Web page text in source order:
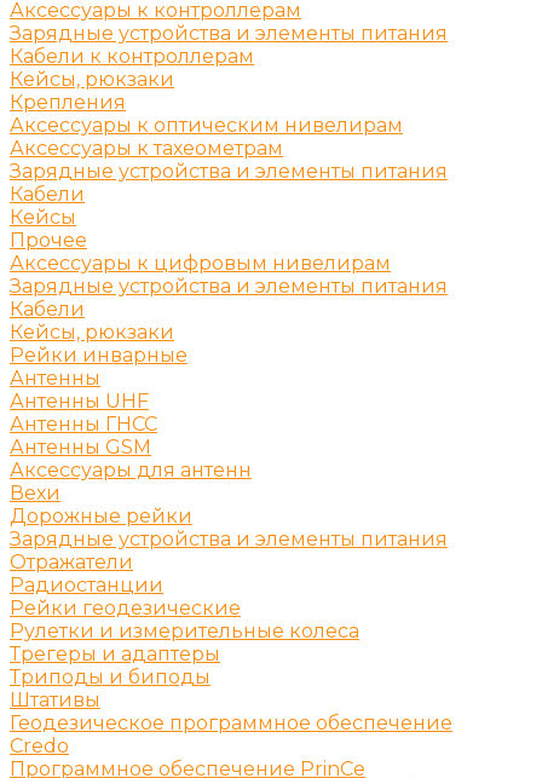
Аксессуары к контроллерам
Зарядные устройства и элементы питания
Кабели к контроллерам
Кейсы, рюкзаки
Крепления
Аксессуары к оптическим нивелирам
Аксессуары к тахеометрам
Зарядные устройства и элементы питания
Кабели
Кейсы
Прочее
Аксессуары к цифровым нивелирам
Зарядные устройства и элементы питания
Кабели
Кейсы, рюкзаки
Рейки инварные
Антенны
Антенны UHF
Антенны ГНСС
Антенны GSM
Аксессуары для антенн
Вехи
Дорожные рейки
Зарядные устройства и элементы питания
Отражатели
Радиостанции
Рейки геодезические
Рулетки и измерительные колеса
Трегеры и адаптеры
Триподы и биподы
Штативы
Геодезическое программное обеспечение
Credo
Программное обеспечение PrinCe